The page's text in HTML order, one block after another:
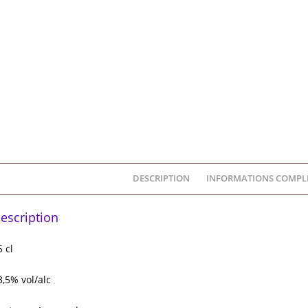
DESCRIPTION INFORMATIONS
cl
vol/alc